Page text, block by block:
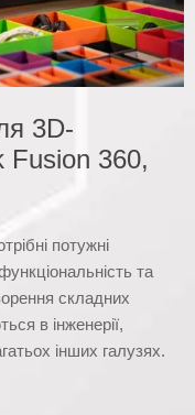
3D-
360,
потужні
та
складних
в інженерії,
інших галузях.